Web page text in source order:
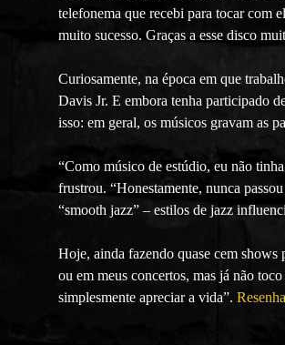
telefonema que recebi para tocar com
muito sucesso. Graças a esse disco
Curiosamente, na época em que
Davis Jr. E embora tenha participado
isso: em geral, os músicos gravam as
“Como músico de estúdio, eu não
frustrou. “Honestamente, nunca
“smooth jazz” – estilos de jazz
Hoje, ainda fazendo quase cem
ou em meus concertos, mas já não
simplesmente apreciar a vida”.